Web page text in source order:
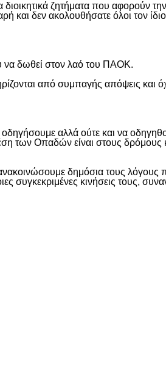
διοικητικά ζητήματα που αφορούν
και δεν ακολουθήσατε όλοι τον
να δωθεί στον λαό του ΠΑΟΚ.
από συμπαγής απόψεις και
αλλά ούτε και να
των Οπαδών είναι στους
δημόσια τους λόγους
κινήσεις τους,